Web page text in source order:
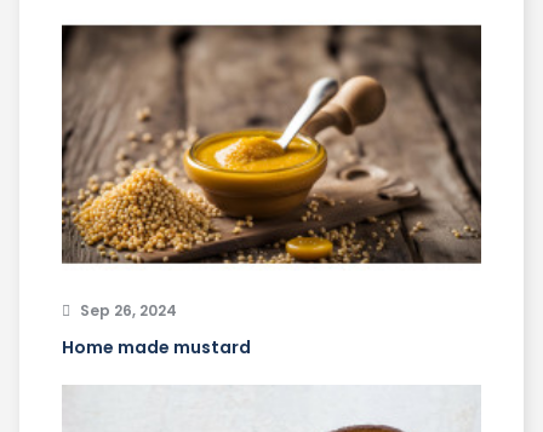
Sep 26, 2024
Home made mustard